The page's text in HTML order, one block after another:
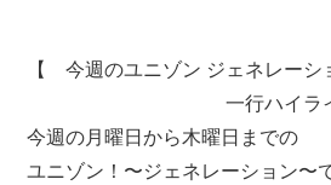
【 今週のユニゾン ジェネレーシ
一行ハイライト
今週の月曜日から木曜日までの
ユニゾン！〜ジェネレーション〜